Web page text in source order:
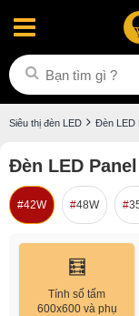
Siêu thị đèn LED Đèn LED
Đèn LED
42W 48W
🧮
Tính số tấm
600x600 và phụ